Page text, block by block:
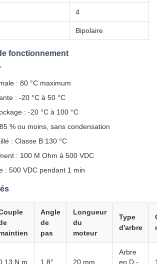
4
Bipolaire
fonctionnement
: 80 °C maximum
: -20 °C à 50 °C
: -20 °C à 100 °C
% ou moins, sans condensation
: Classe B 130 °C
: 100 M Ohm à 500 VDC
: 500 VDC pendant 1 min
Angle
de
pas
Longueur
du
moteur
Type
d'arbre
N.m 1,8° 20 mm
Arbre
en D -